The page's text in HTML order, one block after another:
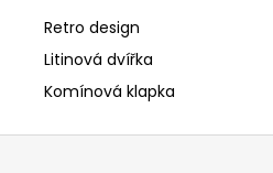
Retro design
Litinová dvířka
Komínová klapka
Z